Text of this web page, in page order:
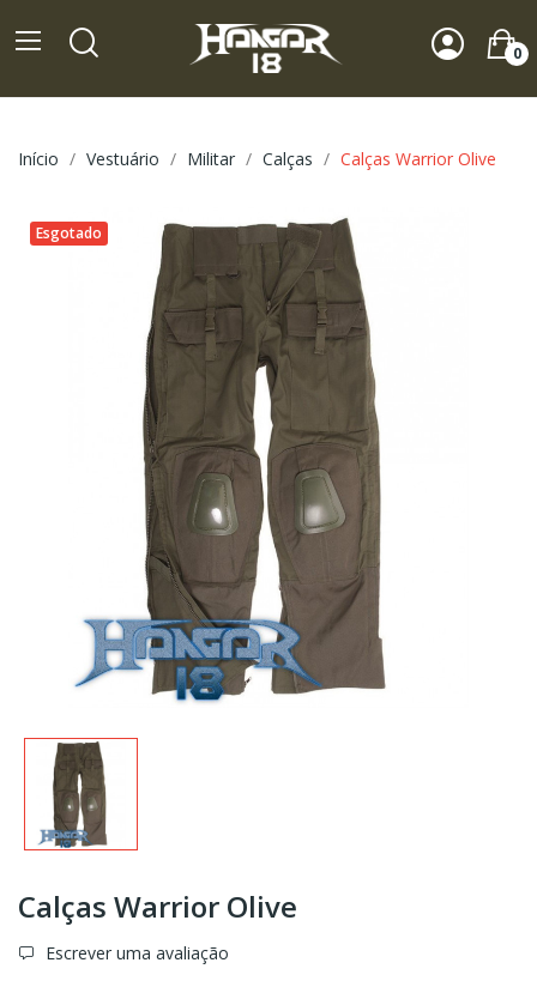
0
Início Vestuário Militar Calças Calças Warrior Olive
Esgotado
Calças Warrior Olive
Escrever uma avaliação